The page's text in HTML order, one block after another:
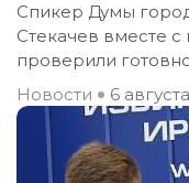
Спикер Думы
Стекачев вместе
проверили
Новости
6 августа